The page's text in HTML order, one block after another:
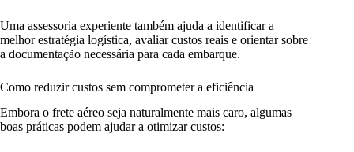
Uma assessoria experiente também ajuda a identificar a
melhor estratégia logística, avaliar custos reais e orientar sobre
a documentação necessária para cada embarque.
Como reduzir custos sem comprometer a eficiência
Embora o frete aéreo seja naturalmente mais caro, algumas
boas práticas podem ajudar a otimizar custos: